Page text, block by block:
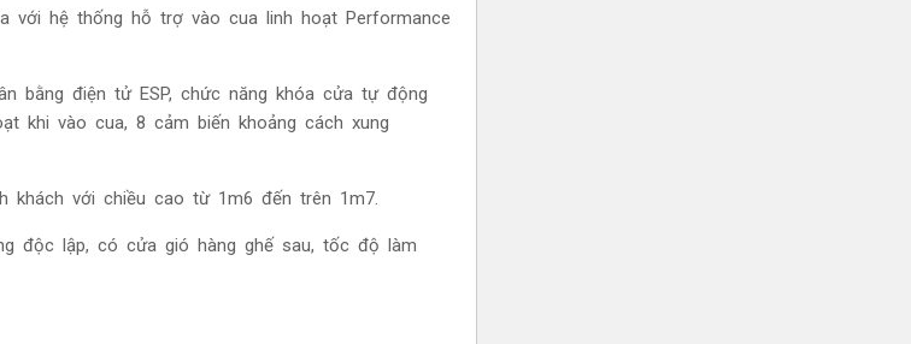
với hệ thống hỗ trợ vào cua linh hoạt Performance
bằng điện tử ESP, chức năng khóa cửa tự động
khi vào cua, 8 cảm biến khoảng cách xung
khách với chiều cao từ 1m6 đến trên 1m7.
độc lập, có cửa gió hàng ghế sau, tốc độ làm